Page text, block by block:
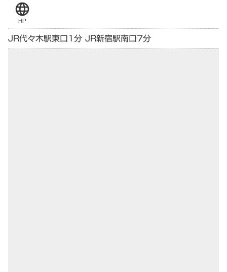
language
HP
JR代々木駅東口1分 JR新宿駅南口7分